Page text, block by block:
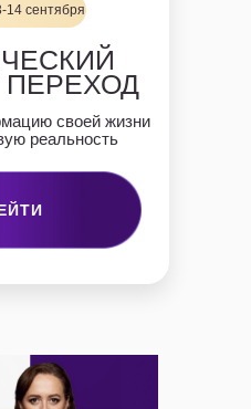
ПЕРЕХОД
своей жизни
реальность
14 сентября